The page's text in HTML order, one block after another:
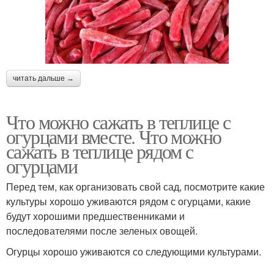
читать дальше →
Что можно сажать в теплице с
огурцами вместе. Что можно
сажать в теплице рядом с
огурцами
Перед тем, как организовать свой сад, посмотрите какие
культуры хорошо уживаются рядом с огурцами, какие
будут хорошими предшественниками и
последователями после зеленых овощей.
Огурцы хорошо уживаются со следующими культурами.